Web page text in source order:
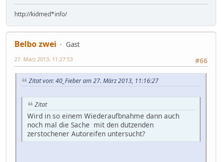
http://kidmed*info/
Belbo zwei
Gast
#66
27. März 2013, 11:27:53
Zitat von: 40_Fieber am 27. März 2013, 11:16:27
Zitat
Wird in so einem Wiederaufbnahme dann auch
noch mal die Sache mit den dutzenden
zerstochener Autoreifen untersucht?